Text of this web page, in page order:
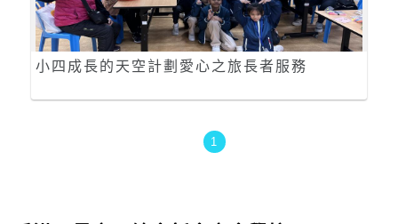
小四成長的天空計劃愛心之旅長者服務
1